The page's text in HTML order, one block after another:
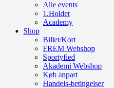
Alle events
1.Holdet
Academy
Shop
Billet/Kort
FREM Webshop
Sportyfied
Akademi Webshop
Køb anpart
Handels-betingelser